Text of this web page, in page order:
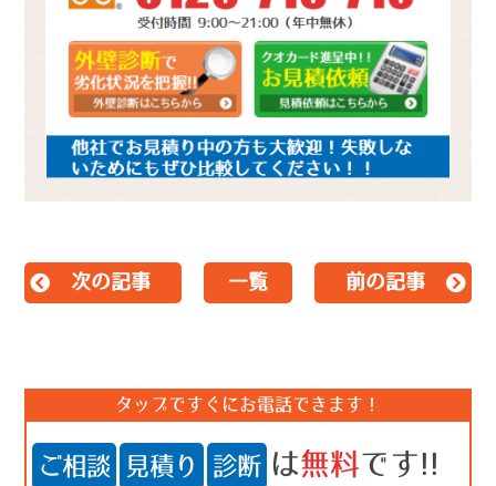
次の記事 一覧 前の記事
タップですぐにお電話できます！
ご相談 見積り 診断 は無料です!!